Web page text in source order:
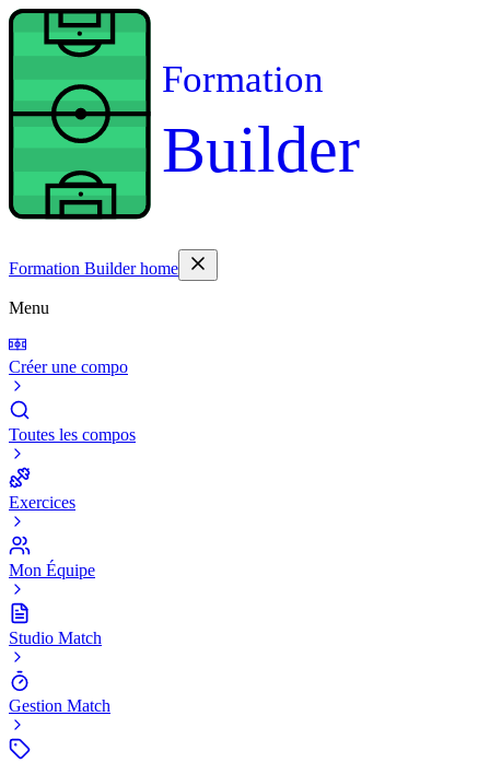
Formation
Builder
Formation Builder home
Menu
Créer une compo
Toutes les compos
Exercices
Mon Équipe
Studio Match
Gestion Match